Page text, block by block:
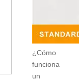
¿Cómo
funciona
un